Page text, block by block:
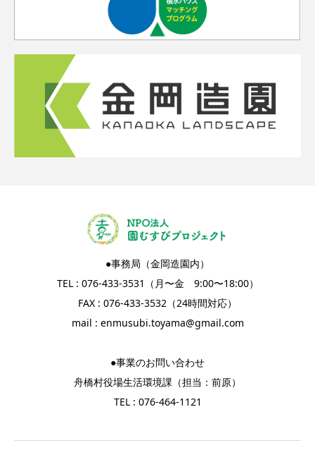
●事務局（金岡造園内）
TEL : 076-433-3531（月〜金 9:00〜18:00）
FAX : 076-433-3532（24時間対応）
mail : enmusubi.toyama@gmail.com
●事業のお問い合わせ
舟橋村役場生活環境課（担当：前原）
TEL : 076-464-1121